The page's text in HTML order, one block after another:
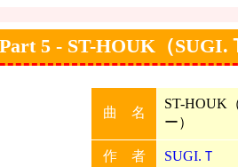
5 - ST-HOUK（
曲 名
ST-HOUK
ー）
作 者 SUGI.Ｔ